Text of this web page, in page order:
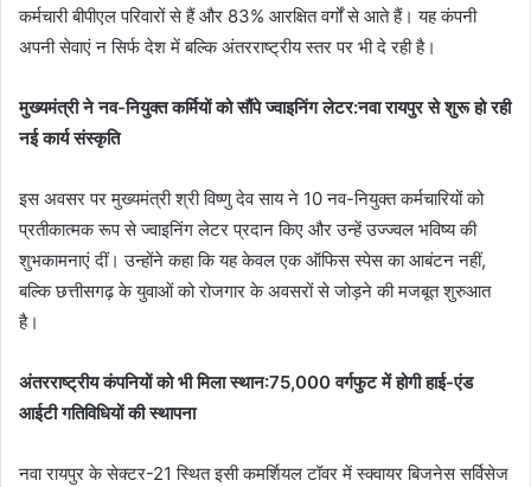
कर्मचारी बीपीएल परिवारों से हैं और 83% आरक्षित वर्गों से आते हैं। यह कंपनी
अपनी सेवाएं न सिर्फ देश में बल्कि अंतरराष्ट्रीय स्तर पर भी दे रही है।
मुख्यमंत्री ने नव-नियुक्त कर्मियों को सौंपे ज्वाइनिंग लेटर:नवा रायपुर से शुरू हो रही
नई कार्य संस्कृति
इस अवसर पर मुख्यमंत्री श्री विष्णु देव साय ने 10 नव-नियुक्त कर्मचारियों को
प्रतीकात्मक रूप से ज्वाइनिंग लेटर प्रदान किए और उन्हें उज्ज्वल भविष्य की
शुभकामनाएं दीं। उन्होंने कहा कि यह केवल एक ऑफिस स्पेस का आबंटन नहीं,
बल्कि छत्तीसगढ़ के युवाओं को रोजगार के अवसरों से जोड़ने की मजबूत शुरुआत
है।
अंतरराष्ट्रीय कंपनियों को भी मिला स्थान:75,000 वर्गफुट में होगी हाई-एंड
आईटी गतिविधियों की स्थापना
नवा रायपुर के सेक्टर-21 स्थित इसी कमर्शियल टॉवर में स्क्वायर बिजनेस सर्विसेज